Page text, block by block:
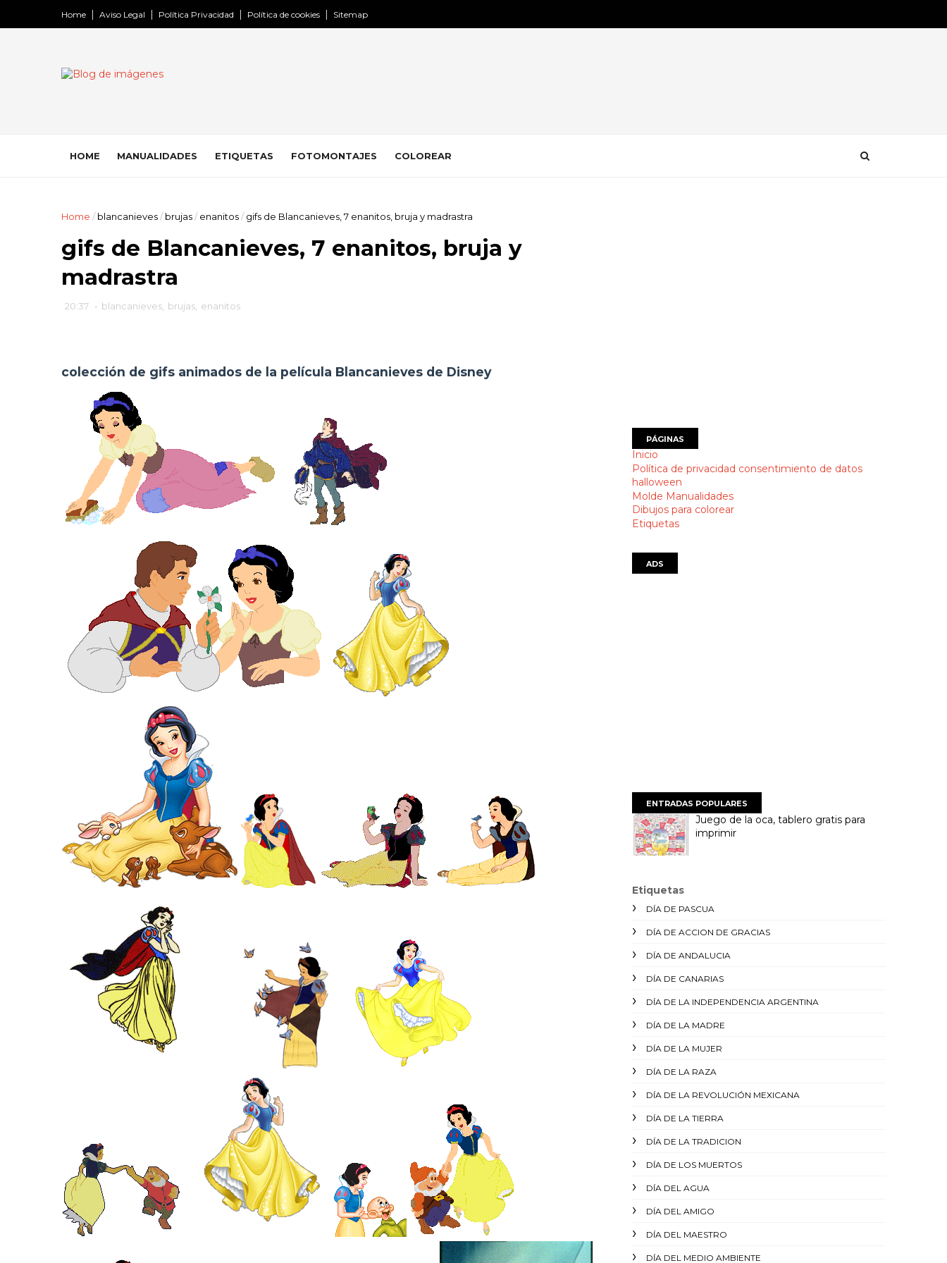
Home Aviso Legal Política Privacidad Política de cookies Sitemap
HOME MANUALIDADES ETIQUETAS FOTOMONTAJES COLOREAR
Home / blancanieves/ brujas/ enanitos/ gifs de Blancanieves, 7 enanitos, bruja y madrastra
gifs de Blancanieves, 7 enanitos, bruja y
madrastra
20:37 - blancanieves brujas enanitos
colección de gifs animados de la película Blancanieves de Disney
PÁGINAS
Inicio
Política de privacidad consentimiento de datos
halloween
Molde Manualidades
Dibujos para colorear
Etiquetas
ADS
ENTRADAS POPULARES
Juego de la oca, tablero gratis para
imprimir
Etiquetas
DÍA DE PASCUA
DÍA DE ACCION DE GRACIAS
DÍA DE ANDALUCIA
DÍA DE CANARIAS
DÍA DE LA INDEPENDENCIA ARGENTINA
DÍA DE LA MADRE
DÍA DE LA MUJER
DÍA DE LA RAZA
DÍA DE LA REVOLUCIÓN MEXICANA
DÍA DE LA TIERRA
DÍA DE LA TRADICION
DÍA DE LOS MUERTOS
DÍA DEL AGUA
DÍA DEL AMIGO
DÍA DEL MAESTRO
DÍA DEL MEDIO AMBIENTE